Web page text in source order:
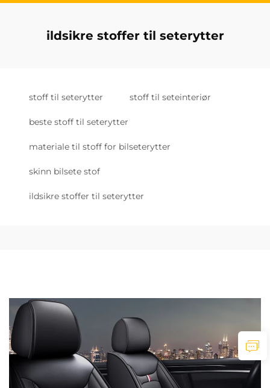
ildsikre stoffer til seterytter
stoff til seterytter stoff til seteinteriør
beste stoff til seterytter
materiale til stoff for bilseterytter
skinn bilsete stof
ildsikre stoffer til seterytter